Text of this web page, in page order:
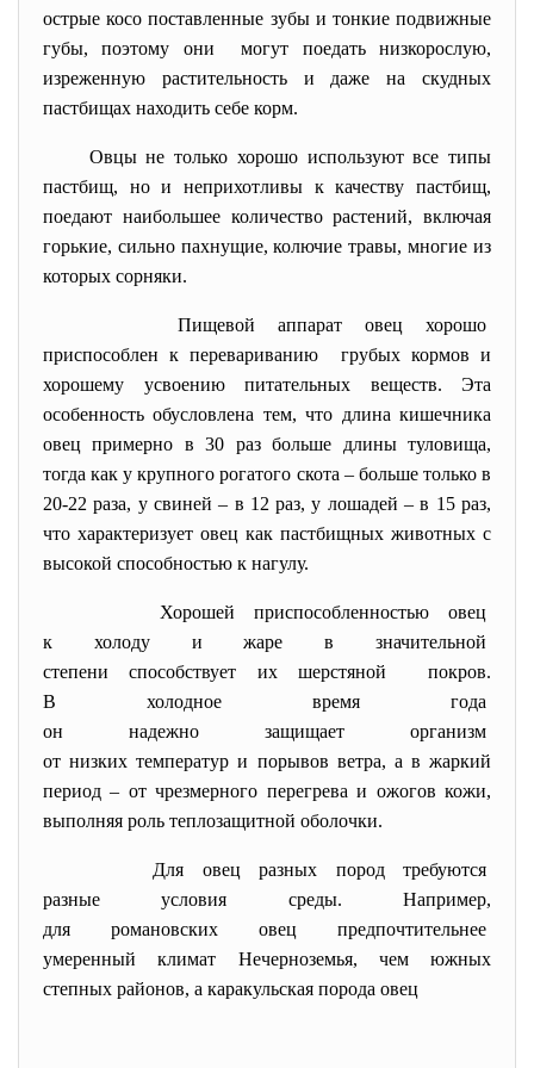
острые косо поставленные зубы и тонкие подвижные
губы, поэтому они могут поедать низкорослую,
изреженную растительность и даже на скудных
пастбищах находить себе корм.
Овцы не только хорошо используют все типы
пастбищ, но и неприхотливы к качеству пастбищ,
поедают наибольшее количество растений, включая
горькие, сильно пахнущие, колючие травы, многие из
которых сорняки.
Пищевой аппарат овец хорошо
приспособлен к перевариванию грубых кормов и
хорошему усвоению питательных веществ. Эта
особенность обусловлена тем, что длина кишечника
овец примерно в 30 раз больше длины туловища,
тогда как у крупного рогатого скота – больше только в
20-22 раза, у свиней – в 12 раз, у лошадей – в 15 раз,
что характеризует овец как пастбищных животных с
высокой способностью к нагулу.
Хорошей приспособленностью овец
к холоду и жаре в значительной
степени способствует ихшерстяной покров.
В холодное время года
он надежно защищает организм
от низких температур и порывов ветра, а в жаркий
период – от чрезмерного перегрева и ожогов кожи,
выполняя роль теплозащитной оболочки.
Для овец разных пород требуются
разные условия среды. Например,
для романовских овец предпочтительнее
умеренный климат Нечерноземья, чем южных
степных районов, а каракульская порода овец